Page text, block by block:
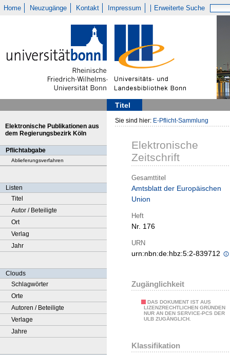
Home Neuzugänge Kontakt Impressum Erweiterte Suche
Titel
Elektronische Publikationen aus
dem Regierungsbezirk Köln
Pflichtabgabe
Ablieferungsverfahren
Listen
Titel
Autor / Beteiligte
Ort
Verlag
Jahr
Clouds
Schlagwörter
Orte
Autoren / Beteiligte
Verlage
Jahre
Sie sind hier: E-Pflicht-Sammlung
Elektronische
Zeitschrift
Gesamttitel
Amtsblatt der Europäischen
Union
Heft
Nr. 176
URN
urn:nbn:de:hbz:5:2-839712
Zugänglichkeit
DAS DOKUMENT IST AUS
LIZENZRECHTLICHEN GRÜNDEN
NUR AN DEN SERVICE-PCS DER
ULB ZUGÄNGLICH.
Klassifikation